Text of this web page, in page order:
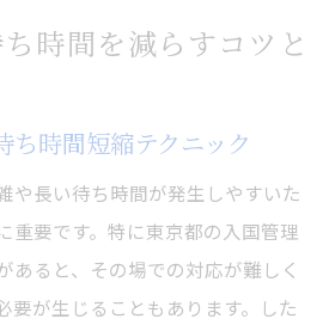
時間を減らすコツと
ち時間短縮テクニック
や長い待ち時間が発生しやすいた
重要です。特に東京都の入国管理
あると、その場での対応が難しく
要が生じることもあります。した